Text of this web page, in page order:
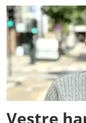
Vestre